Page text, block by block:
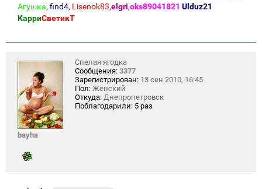
Агушка, find4, Lisenok83,elgri,oks89041821 Ulduz21
КарриСветикТ
bayha
Спелая ягодка
Сообщения: 3377
Зарегистрирован: 13 сен 2010, 16:45
Пол: Женский
Откуда: Днепропетровск
Поблагодарили: 5 раз